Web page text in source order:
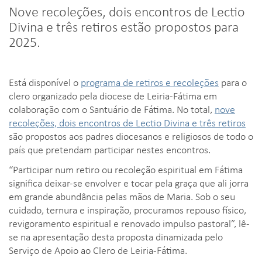
Nove recoleções, dois encontros de Lectio
Divina e três retiros estão propostos para
2025.
Está disponível o programa de retiros e recoleções para o
clero organizado pela diocese de Leiria-Fátima em
colaboração com o Santuário de Fátima. No total, nove
recoleções, dois encontros de Lectio Divina e três retiros
são propostos aos padres diocesanos e religiosos de todo o
país que pretendam participar nestes encontros.
“Participar num retiro ou recoleção espiritual em Fátima
significa deixar-se envolver e tocar pela graça que ali jorra
em grande abundância pelas mãos de Maria. Sob o seu
cuidado, ternura e inspiração, procuramos repouso físico,
revigoramento espiritual e renovado impulso pastoral”, lê-
se na apresentação desta proposta dinamizada pelo
Serviço de Apoio ao Clero de Leiria-Fátima.